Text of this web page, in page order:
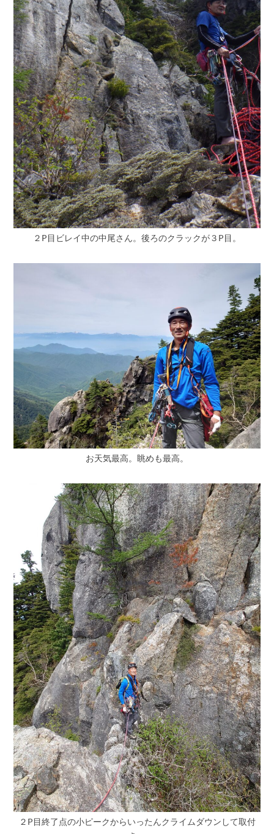
２P目ビレイ中の中尾さん。後ろのクラックが３P目。
お天気最高。眺めも最高。
２P目終了点の小ピークからいったんクライムダウンして取付